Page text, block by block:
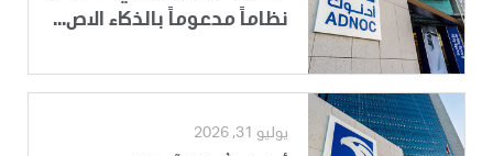
نظاماً مدعوماً بالذكاء الاص...
يوليو 31, 2026